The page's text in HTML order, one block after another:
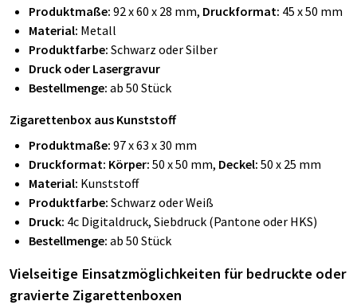
Produktmaße: 92 x 60 x 28 mm, Druckformat: 45 x 50 mm
Material: Metall
Produktfarbe: Schwarz oder Silber
Druck oder Lasergravur
Bestellmenge: ab 50 Stück
Zigarettenbox aus Kunststoff
Produktmaße: 97 x 63 x 30 mm
Druckformat: Körper: 50 x 50 mm, Deckel: 50 x 25 mm
Material: Kunststoff
Produktfarbe: Schwarz oder Weiß
Druck: 4c Digitaldruck, Siebdruck (Pantone oder HKS)
Bestellmenge: ab 50 Stück
Vielseitige Einsatzmöglichkeiten für bedruckte oder
gravierte Zigarettenboxen